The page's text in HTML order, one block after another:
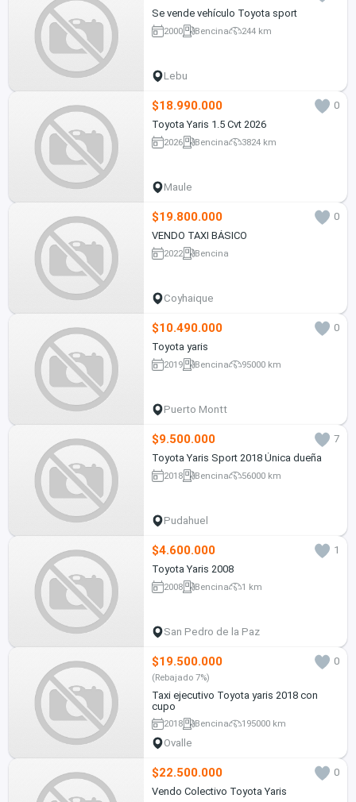
Se vende vehículo Toyota sport
2000 Bencina 244 km
Lebu
$18.990.000
0
Toyota Yaris 1.5 Cvt 2026
2026 Bencina 3824 km
Maule
$19.800.000
0
VENDO TAXI BÁSICO
2022 Bencina
Coyhaique
$10.490.000
0
Toyota yaris
2019 Bencina 95000 km
Puerto Montt
$9.500.000
7
Toyota Yaris Sport 2018 Única dueña
2018 Bencina 56000 km
Pudahuel
$4.600.000
1
Toyota Yaris 2008
2008 Bencina 1 km
San Pedro de la Paz
$19.500.000 0
(Rebajado 7%)
Taxi ejecutivo Toyota yaris 2018 con
cupo
2018 Bencina 195000 km
Ovalle
$22.500.000
0
Vendo Colectivo Toyota Yaris